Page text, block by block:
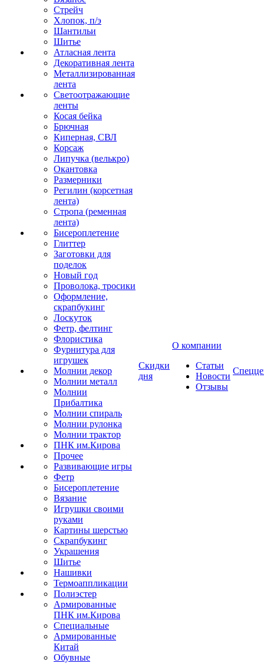
Стрейч
Хлопок, п/э
Шантильи
Шитье
Атласная лента
Декоративная лента
Металлизированная
лента
Светоотражающие
ленты
Косая бейка
Брючная
Киперная, СВЛ
Корсаж
Липучка (велькро)
Окантовка
Размерники
Регилин (корсетная
лента)
Стропа (ременная
лента)
Бисероплетение
Глиттер
Заготовки для
поделок
Новый год
Проволока, тросики
Оформление,
скрапбукинг
Лоскуток
Фетр, фелтинг
Флористика
Фурнитура для
игрушек
Молнии декор
Молнии металл
Молнии
Прибалтика
Молнии спираль
Молнии рулонка
Молнии трактор
ПНК им.Кирова
Прочее
Развивающие игры
Фетр
Бисероплетение
Вязание
Игрушки своими
руками
Картины шерстью
Скрапбукинг
Украшения
Шитье
Нашивки
Термоаппликации
Полиэстер
Армированные
ПНК им.Кирова
Специальные
Армированные
Китай
Обувные
Скидки
дня
О компании
Статьи
Новости
Отзывы